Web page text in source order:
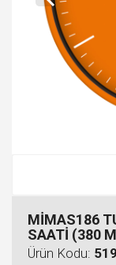
MİMAS186
SAATİ (380
Ürün Kodu: